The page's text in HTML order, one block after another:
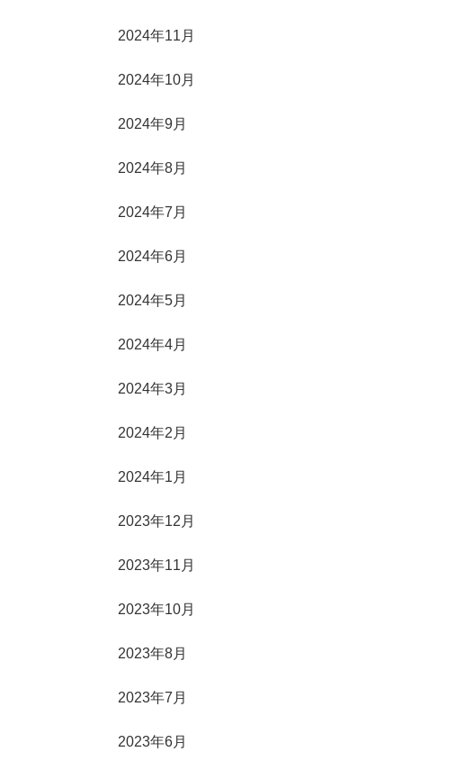
2024年11月
2024年10月
2024年9月
2024年8月
2024年7月
2024年6月
2024年5月
2024年4月
2024年3月
2024年2月
2024年1月
2023年12月
2023年11月
2023年10月
2023年8月
2023年7月
2023年6月